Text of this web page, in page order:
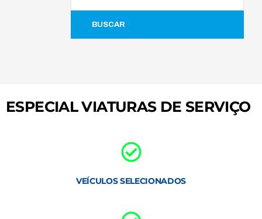
BUSCAR
ESPECIAL VIATURAS DE SERVIÇO
VEÍCULOS SELECIONADOS